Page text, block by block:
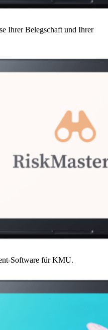
Ihrer Belegschaft und Ihrer
Software für KMU.